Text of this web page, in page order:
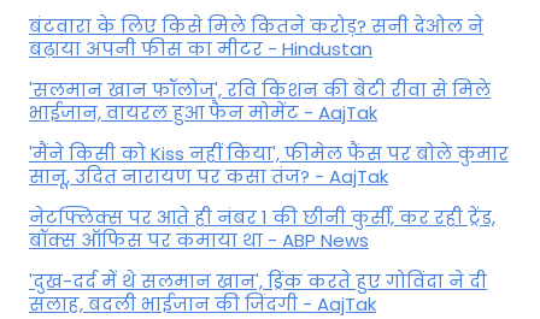
बंटवारा के लिए किसे मिले कितने करोड़? सनी देओल ने
बढ़ाया अपनी फीस का मीटर - Hindustan
'सलमान खान फॉलोज', रवि किशन की बेटी रीवा से मिले
भाईजान, वायरल हुआ फैन मोमेंट - AajTak
'मैंने किसी को Kiss नहीं किया', फीमेल फैंस पर बोले कुमार
सानू, उदित नारायण पर कसा तंज? - AajTak
नेटफ्लिक्स पर आते ही नंबर 1 की छीनी कुर्सी, कर रही ट्रेंड,
बॉक्स ऑफिस पर कमाया था - ABP News
'दुख-दर्द में थे सलमान खान', ड्रिंक करते हुए गोविंदा ने दी
सलाह, बदली भाईजान की जिंदगी - AajTak